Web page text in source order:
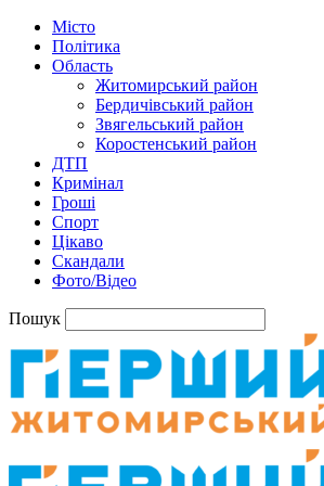
Місто
Політика
Область
Житомирський район
Бердичівський район
Звягельський район
Коростенський район
ДТП
Кримінал
Гроші
Спорт
Цікаво
Скандали
Фото/Відео
Пошук